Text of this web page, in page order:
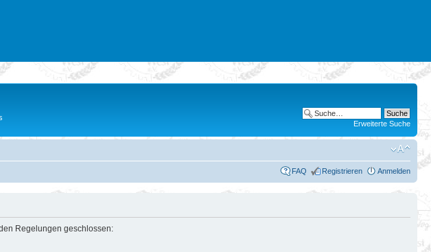
Erweiterte Suche
FAQ Registrieren Anmelden
Regelungen geschlossen: